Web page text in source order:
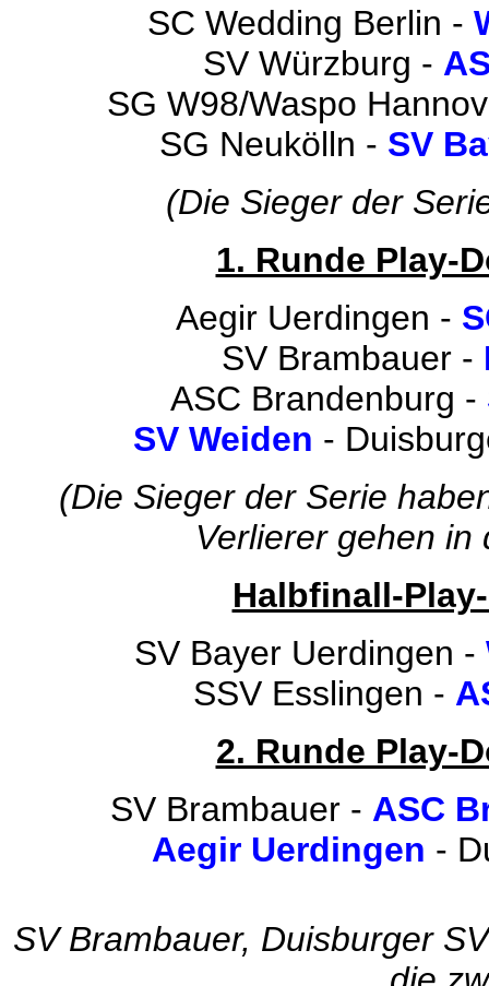
SC Wedding Berlin -
SV Würzburg -
SG W98/Waspo
SG Neukölln - SV
(Die Sieger der
1. Runde Play-
Aegir Uerdingen -
SV Brambauer -
ASC Brandenburg -
SV Weiden -
(Die Sieger der Serie
Verlierer gehen in
Halbfinall-
SV Bayer Uerdingen -
SSV Esslingen -
2. Runde Play-
SV Brambauer - ASC
Aegir Uerdingen -
SV Brambauer, Duisburger